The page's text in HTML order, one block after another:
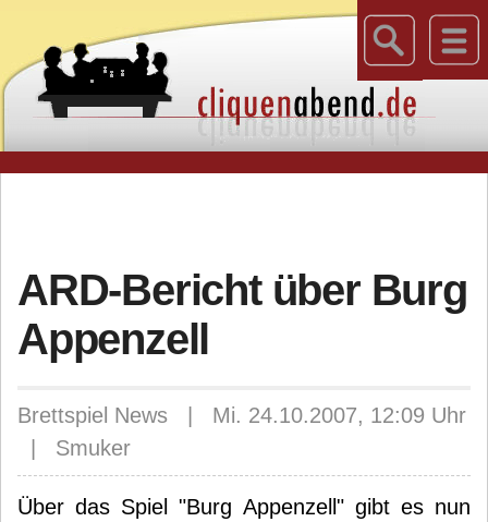
ARD-Bericht über Burg
Appenzell
Brettspiel News | Mi. 24.10.2007, 12:09 Uhr
| Smuker
Über das Spiel "Burg Appenzell" gibt es nun